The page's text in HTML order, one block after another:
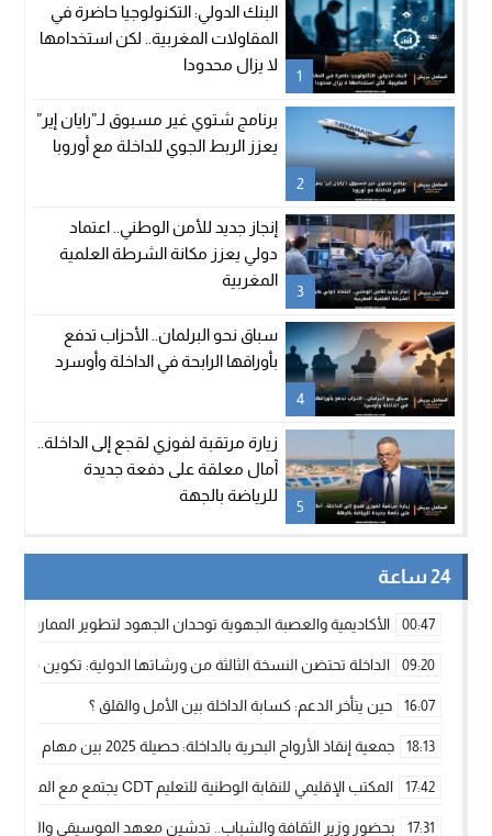
1
البنك الدولي: التكنولوجيا حاضرة في
المقاولات المغربية.. لكن استخدامها
لا يزال محدودا
2
برنامج شتوي غير مسبوق لـ”رايان إير”
يعزز الربط الجوي للداخلة مع أوروبا
3
إنجاز جديد للأمن الوطني.. اعتماد
دولي يعزز مكانة الشرطة العلمية
المغربية
4
سباق نحو البرلمان.. الأحزاب تدفع
بأوراقها الرابحة في الداخلة وأوسرد
5
زيارة مرتقبة لفوزي لقجع إلى الداخلة..
آمال معلقة على دفعة جديدة
للرياضة بالجهة
24 ساعة
00:47 الأكاديمية والعصبة الجهوية توحدان الجهود لتطوير الممارسة
09:20 الداخلة تحتضن النسخة الثالثة من ورشاتها الدولية: تكوين
16:07 حين يتأخر الدعم: كسابة الداخلة بين الأمل والقلق ؟
18:13 جمعية إنقاذ الأرواح البحرية بالداخلة: حصيلة 2025 بين مهام الإنقاذ ومشروع “دار البحار”
17:42 المكتب الإقليمي للنقابة الوطنية للتعليم CDT يجتمع مع المدير الإقليمي لمناقشة ملفات جوهرية لنساء ورجال التعليم
17:31 بحضور وزير الثقافة والشباب.. تدشين معهد الموسيقى والفنون